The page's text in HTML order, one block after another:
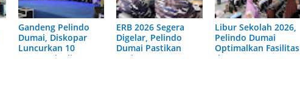
Gandeng Pelindo
Dumai, Diskopar
Luncurkan 10
Pasang Finalis
ERB 2026 Segera
Digelar, Pelindo
Dumai Pastikan
Kesiapan
Libur Sekolah 2026,
Pelindo Dumai
Optimalkan Fasilitas
dan Layanan